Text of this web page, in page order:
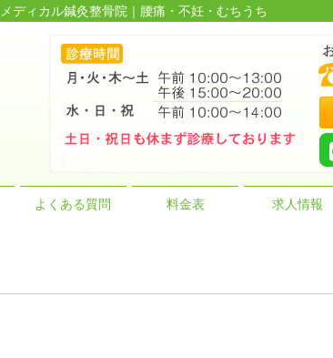
ディカル鍼灸整骨院｜腰痛・不妊・むちうち
よくある質問 料金表 求人情報